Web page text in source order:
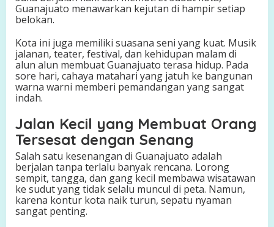
Guanajuato menawarkan kejutan di hampir setiap
belokan.
Kota ini juga memiliki suasana seni yang kuat. Musik
jalanan, teater, festival, dan kehidupan malam di
alun alun membuat Guanajuato terasa hidup. Pada
sore hari, cahaya matahari yang jatuh ke bangunan
warna warni memberi pemandangan yang sangat
indah.
Jalan Kecil yang Membuat Orang
Tersesat dengan Senang
Salah satu kesenangan di Guanajuato adalah
berjalan tanpa terlalu banyak rencana. Lorong
sempit, tangga, dan gang kecil membawa wisatawan
ke sudut yang tidak selalu muncul di peta. Namun,
karena kontur kota naik turun, sepatu nyaman
sangat penting.